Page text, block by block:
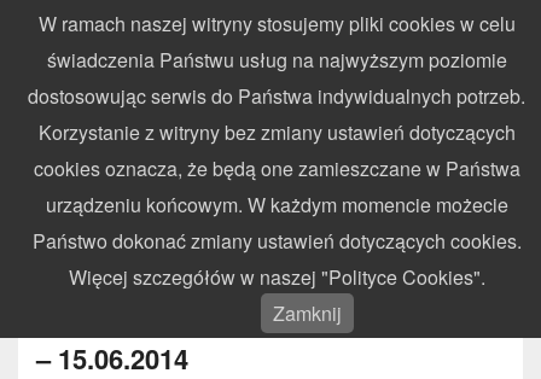
WynikiZawodow.pl
Profesjonalny elektroniczny pomiar czasu – chronometraż zawodów
sportowych
Search
for:
Search
IV Runda Pucharu Południowej
Polski CC – Ostrowiec Świętokrzyski
– 15.06.2014
W ramach naszej witryny stosujemy pliki cookies w celu
świadczenia Państwu usług na najwyższym poziomie
dostosowując serwis do Państwa indywidualnych potrzeb.
Korzystanie z witryny bez zmiany ustawień dotyczących
cookies oznacza, że będą one zamieszczane w Państwa
urządzeniu końcowym. W każdym momencie możecie
Państwo dokonać zmiany ustawień dotyczących cookies.
Więcej szczegółów w naszej "Polityce Cookies".
Zamknij